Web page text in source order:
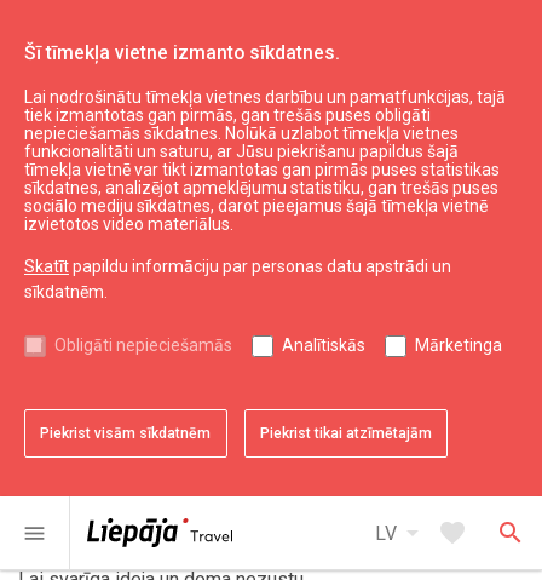
Šī tīmekļa vietne izmanto sīkdatnes.
Lai nodrošinātu tīmekļa vietnes darbību un pamatfunkcijas, tajā
tiek izmantotas gan pirmās, gan trešās puses obligāti
nepieciešamās sīkdatnes. Nolūkā uzlabot tīmekļa vietnes
funkcionalitāti un saturu, ar Jūsu piekrišanu papildus šajā
tīmekļa vietnē var tikt izmantotas gan pirmās puses statistikas
sīkdatnes, analizējot apmeklējumu statistiku, gan trešās puses
sociālo mediju sīkdatnes, darot pieejamus šajā tīmekļa vietnē
izvietotos video materiālus.
Skatītpapildu informāciju par personas datu apstrādi un
sīkdatnēm.
Obligāti nepieciešamās Analītiskās Mārketinga
Piekrist visām sīkdatnēm Piekrist tikai atzīmētajām
menu LV arrow_drop_down favorite search
Aktuāli Liepājas suvenīri
Dāvanu komplekts